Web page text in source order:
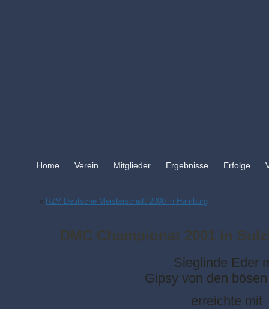
Home Verein Mitglieder Ergebnisse Erfolge
« RZV Deutsche Meisterschaft 2000 in Hamburg
DMC Championat 2001 in
Sieglinde Eder
Gipsy von den
erreichte mit